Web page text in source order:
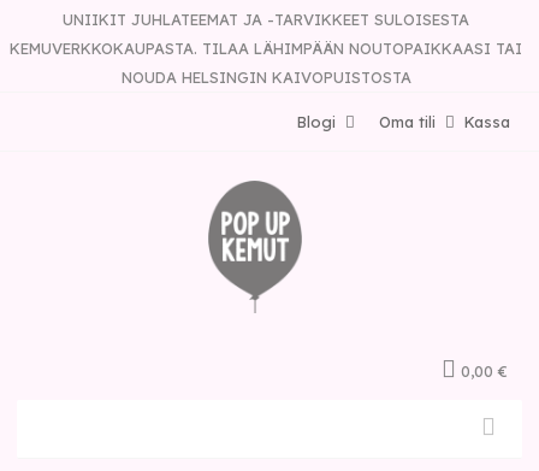
UNIIKIT JUHLATEEMAT JA -TARVIKKEET SULOISESTA
KEMUVERKKOKAUPASTA. TILAA LÄHIMPÄÄN NOUTOPAIKKAASI TAI
NOUDA HELSINGIN KAIVOPUISTOSTA
Kassa
Oma tili
Blogi
0,00 €